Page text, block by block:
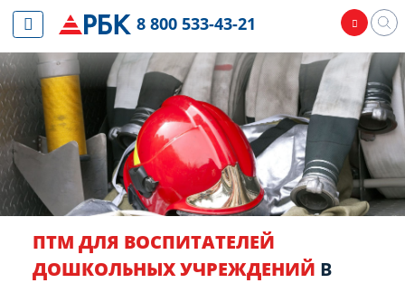
ПТМ ДЛЯ ВОСПИТАТЕЛЕЙ
ДОШКОЛЬНЫХ УЧРЕЖДЕНИЙ В
8 800 533-43-21